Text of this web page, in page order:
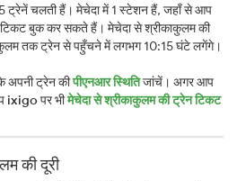
ट्रेनें चलती हैं। मेचेदा में 1 स्टेशन हैं, जहाँ से आप
बुक कर सकते हैं। मेचेदा से श्रीकाकुलम की
तक ट्रेन से पहुँचने में लगभग 10:15 घंटे लगेंगे।
अपनी ट्रेन कीपीएनआर स्थितिजांचें। अगर आप
ixigoपर भीमेचेदा से श्रीकाकुलम की ट्रेन टिकट
की दूरी